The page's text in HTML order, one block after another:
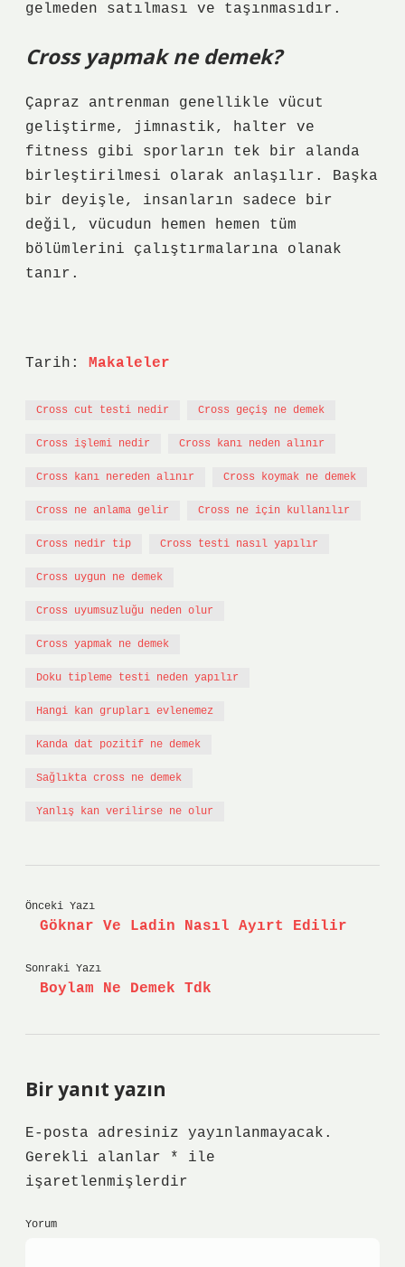
gelmeden satılması ve taşınmasıdır.
Cross yapmak ne demek?
Çapraz antrenman genellikle vücut
geliştirme, jimnastik, halter ve
fitness gibi sporların tek bir alanda
birleştirilmesi olarak anlaşılır. Başka
bir deyişle, insanların sadece bir
değil, vücudun hemen hemen tüm
bölümlerini çalıştırmalarına olanak
tanır.
Tarih: Makaleler
Cross cut testi nedir Cross geçiş ne demek
Cross işlemi nedir Cross kanı neden alınır
Cross kanı nereden alınır Cross koymak ne demek
Cross ne anlama gelir Cross ne için kullanılır
Cross nedir tip Cross testi nasıl yapılır
Cross uygun ne demek
Cross uyumsuzluğu neden olur
Cross yapmak ne demek
Doku tipleme testi neden yapılır
Hangi kan grupları evlenemez
Kanda dat pozitif ne demek
Sağlıkta cross ne demek
Yanlış kan verilirse ne olur
Önceki Yazı
Göknar Ve Ladin Nasıl Ayırt Edilir
Sonraki Yazı
Boylam Ne Demek Tdk
Bir yanıt yazın
E-posta adresiniz yayınlanmayacak.
Gerekli alanlar
*
ile
işaretlenmişlerdir
Yorum